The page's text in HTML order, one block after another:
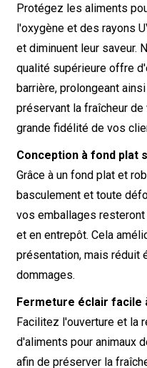
Protégez les aliments
l'oxygène et des rayons
et diminuent leur saveur.
qualité supérieure offre
barrière, prolongeant
préservant la fraîcheur
grande fidélité de vos
Conception à fond plat
Grâce à un fond plat et
basculement et toute
vos emballages
et en entrepôt. Cela
présentation, mais réduit
dommages.
Fermeture éclair facile
Facilitez l'ouverture et la
d'aliments pour animaux
afin de préserver la